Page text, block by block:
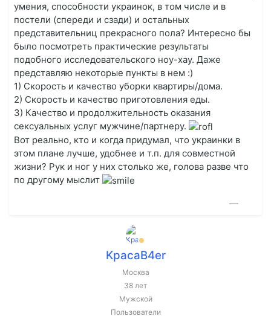
умения, способности украинок, в том числе и в
постели (спереди и сзади) и остальных
представительниц прекрасного пола? Интересно бы
было посмотреть практические результаты
подобного исследовательского ноу-хау. Даже
представляю некоторые пункты в нем :)
1) Скорость и качество уборки квартиры/дома.
2) Скорость и качество приготовления еды.
3) Качество и продолжительность оказания
сексуальных услуг мужчине/партнеру.
Вот реально, кто и когда придумал, что украинки в
этом плане лучше, удобнее и т.п. для совместной
жизни? Рук и ног у них столько же, голова разве что
по другому мыслит
—
KpacaB4er
Москва
38 лет
Мужской
Пользователи